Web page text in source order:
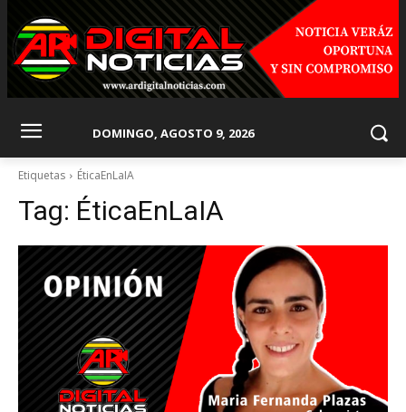
DOMINGO, AGOSTO 9, 2026
Etiquetas ÉticaEnLaIA
Tag: ÉticaEnLaIA